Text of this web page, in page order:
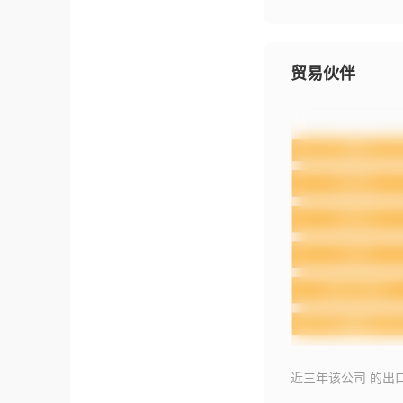
贸易伙伴
近三年该公司 的出